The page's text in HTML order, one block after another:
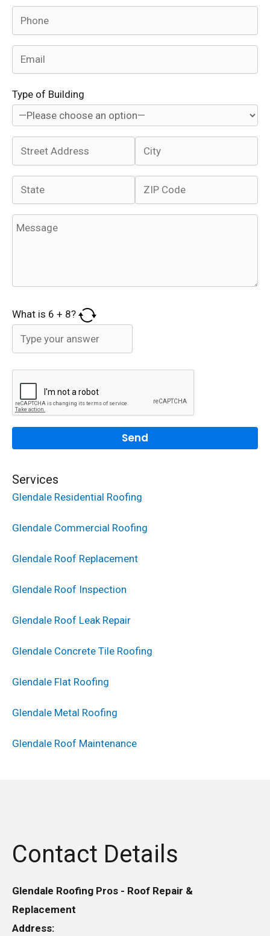
Type of Building
What is 6 + 8?
Services
Glendale Residential Roofing
Glendale Commercial Roofing
Glendale Roof Replacement
Glendale Roof Inspection
Glendale Roof Leak Repair
Glendale Concrete Tile Roofing
Glendale Flat Roofing
Glendale Metal Roofing
Glendale Roof Maintenance
Contact Details
Glendale Roofing Pros - Roof Repair &
Replacement
Address: